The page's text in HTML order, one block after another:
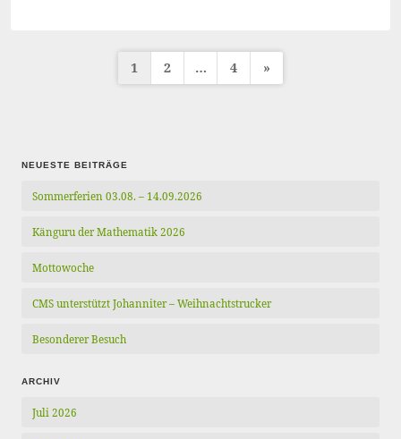
Seitennummerierung
1 2 … 4 »
NEUESTE BEITRÄGE
Sommerferien 03.08. – 14.09.2026
Känguru der Mathematik 2026
Mottowoche
CMS unterstützt Johanniter – Weihnachtstrucker
Besonderer Besuch
ARCHIV
Juli 2026